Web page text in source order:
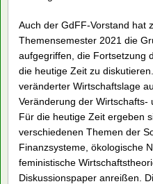
Kommentare deaktiviert
für
Themensemester
heute!“ 15.06. – 18.06.21